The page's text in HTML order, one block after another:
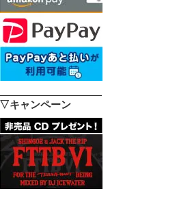
▽キャンペーン